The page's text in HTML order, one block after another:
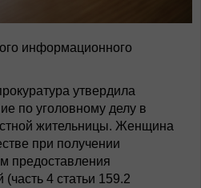
информационного
утвердила
по уголовному делу в
жительницы. Женщина
при получении
предоставления
4 статьи 159.2